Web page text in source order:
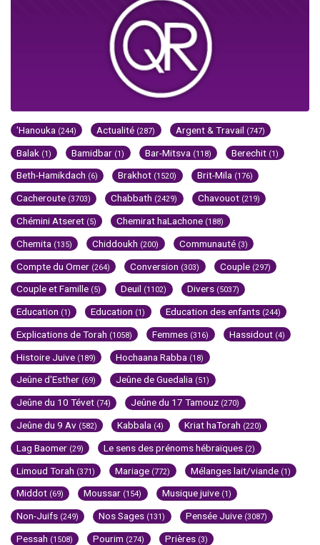
'Hanouka (244) Actualité (287) Argent & Travail (747)
Balak (1) Bamidbar (1) Bar-Mitsva (118) Berechit (1)
Beth-Hamikdach (6) Brakhot (1520) Brit-Mila (176)
Cacheroute (3703) Chabbath (2429) Chavouot (219)
Chémini Atseret (5) Chemirat haLachone (188)
Chemita (135) Chiddoukh (200) Communauté (3)
Compte du Omer (264) Conversion (303) Couple (297)
Couple et Famille (5) Deuil (1102) Divers (5037)
Education (1) Education (1) Education des enfants (244)
Explications de Torah (1058) Femmes (316) Hassidout (4)
Histoire Juive (189) Hochaana Rabba (18)
Jeûne d'Esther (69) Jeûne de Guedalia (51)
Jeûne du 10 Tévet (74) Jeûne du 17 Tamouz (270)
Jeûne du 9 Av (582) Kabbala (4) Kriat haTorah (220)
Lag Baomer (29) Le sens des prénoms hébraïques (2)
Limoud Torah (371) Mariage (772) Mélanges lait/viande (1)
Middot (69) Moussar (154) Musique juive (1)
Non-Juifs (249) Nos Sages (131) Pensée Juive (3087)
Pessah (1508) Pourim (274) Prières (3)